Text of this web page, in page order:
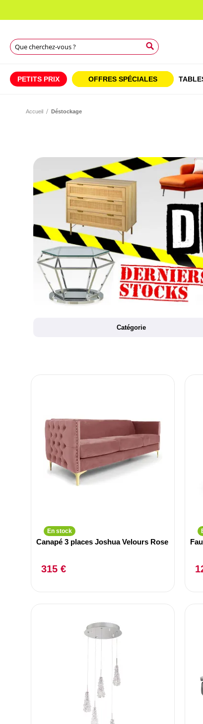
Rechercher
PETITS PRIX OFFRES SPÉCIALES
Accueil Déstockage
Catégorie
En stock
Canapé 3 places Joshua Velours Rose
315 €